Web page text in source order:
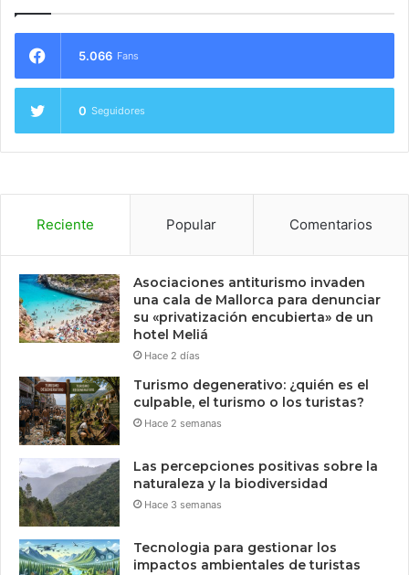
5.066 Fans
0 Seguidores
Reciente Popular Comentarios
Asociaciones antiturismo invaden
una cala de Mallorca para denunciar
su «privatización encubierta» de un
hotel Meliá
Hace 2 días
Turismo degenerativo: ¿quién es el
culpable, el turismo o los turistas?
Hace 2 semanas
Las percepciones positivas sobre la
naturaleza y la biodiversidad
Hace 3 semanas
Tecnologia para gestionar los
impactos ambientales de turistas